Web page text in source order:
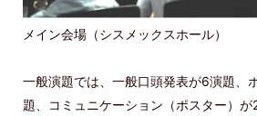
メイン会場（シスメックスホール）
一般演題では、一般口頭発表が6演題、
題、コミュニケーション（ポスター）